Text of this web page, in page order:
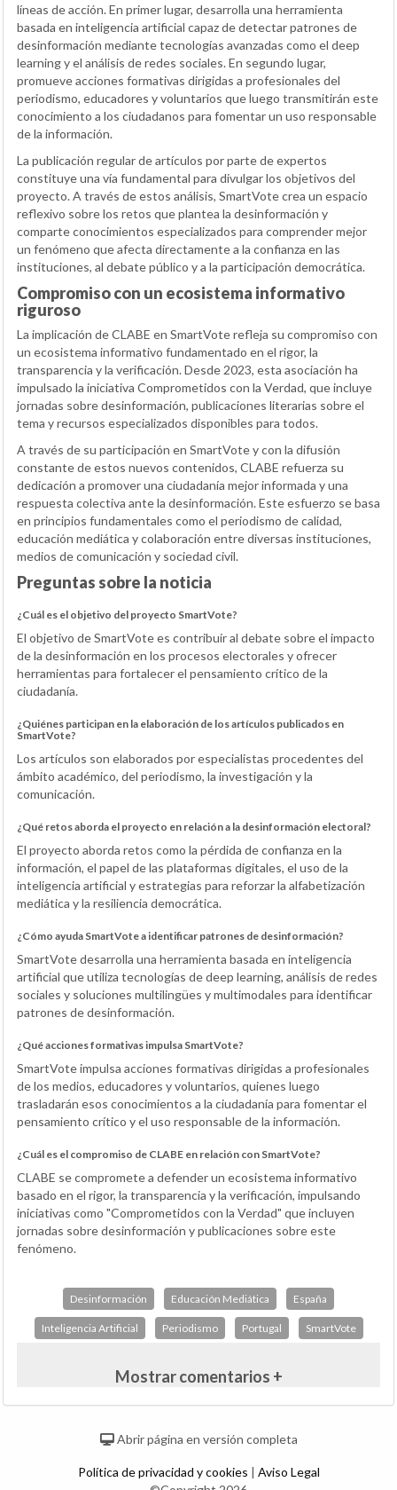
líneas de acción. En primer lugar, desarrolla una herramienta
basada en inteligencia artificial capaz de detectar patrones de
desinformación mediante tecnologías avanzadas como el deep
learning y el análisis de redes sociales. En segundo lugar,
promueve acciones formativas dirigidas a profesionales del
periodismo, educadores y voluntarios que luego transmitirán este
conocimiento a los ciudadanos para fomentar un uso responsable
de la información.
La publicación regular de artículos por parte de expertos
constituye una vía fundamental para divulgar los objetivos del
proyecto. A través de estos análisis, SmartVote crea un espacio
reflexivo sobre los retos que plantea la desinformación y
comparte conocimientos especializados para comprender mejor
un fenómeno que afecta directamente a la confianza en las
instituciones, al debate público y a la participación democrática.
Compromiso con un ecosistema informativo
riguroso
La implicación de CLABE en SmartVote refleja su compromiso con
un ecosistema informativo fundamentado en el rigor, la
transparencia y la verificación. Desde 2023, esta asociación ha
impulsado la iniciativa Comprometidos con la Verdad, que incluye
jornadas sobre desinformación, publicaciones literarias sobre el
tema y recursos especializados disponibles para todos.
A través de su participación en SmartVote y con la difusión
constante de estos nuevos contenidos, CLABE refuerza su
dedicación a promover una ciudadanía mejor informada y una
respuesta colectiva ante la desinformación. Este esfuerzo se basa
en principios fundamentales como el periodismo de calidad,
educación mediática y colaboración entre diversas instituciones,
medios de comunicación y sociedad civil.
Preguntas sobre la noticia
¿Cuál es el objetivo del proyecto SmartVote?
El objetivo de SmartVote es contribuir al debate sobre el impacto
de la desinformación en los procesos electorales y ofrecer
herramientas para fortalecer el pensamiento crítico de la
ciudadanía.
¿Quiénes participan en la elaboración de los artículos publicados en
SmartVote?
Los artículos son elaborados por especialistas procedentes del
ámbito académico, del periodismo, la investigación y la
comunicación.
¿Qué retos aborda el proyecto en relación a la desinformación electoral?
El proyecto aborda retos como la pérdida de confianza en la
información, el papel de las plataformas digitales, el uso de la
inteligencia artificial y estrategias para reforzar la alfabetización
mediática y la resiliencia democrática.
¿Cómo ayuda SmartVote a identificar patrones de desinformación?
SmartVote desarrolla una herramienta basada en inteligencia
artificial que utiliza tecnologías de deep learning, análisis de redes
sociales y soluciones multilingües y multimodales para identificar
patrones de desinformación.
¿Qué acciones formativas impulsa SmartVote?
SmartVote impulsa acciones formativas dirigidas a profesionales
de los medios, educadores y voluntarios, quienes luego
trasladarán esos conocimientos a la ciudadanía para fomentar el
pensamiento crítico y el uso responsable de la información.
¿Cuál es el compromiso de CLABE en relación con SmartVote?
CLABE se compromete a defender un ecosistema informativo
basado en el rigor, la transparencia y la verificación, impulsando
iniciativas como "Comprometidos con la Verdad" que incluyen
jornadas sobre desinformación y publicaciones sobre este
fenómeno.
Desinformación Educación Mediática España
Inteligencia Artificial Periodismo Portugal SmartVote
Mostrar comentarios +
Abrir página en versión completa
Política de privacidad y cookies | Aviso Legal